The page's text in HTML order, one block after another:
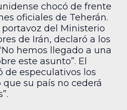
chocó de frente
oficiales de Teherán.
portavoz del Ministerio
de Irán, declaró a los
hemos llegado a una
este asunto”. El
de especulativos los
su país no cederá